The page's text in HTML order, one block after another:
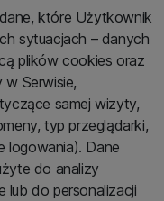
które Użytkownik
sytuacjach – danych
plików cookies oraz
Serwisie,
samej wizyty,
typ przeglądarki,
logowania). Dane
do analizy
do personalizacji